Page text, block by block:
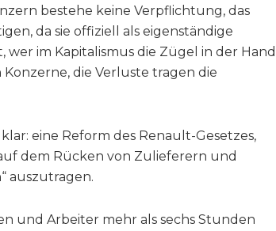
bestehe keine Verpflichtung, das
da sie offiziell als eigenständige
im Kapitalismus die Zügel in der Hand
die Verluste tragen die
eine Reform des Renault-Gesetzes,
dem Rücken von Zulieferern und
auszutragen.
und Arbeiter mehr als sechs Stunden